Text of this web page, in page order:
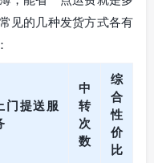
见的几种发货方式各有
门提送服
中
转
次
数
综
合
性
价
比